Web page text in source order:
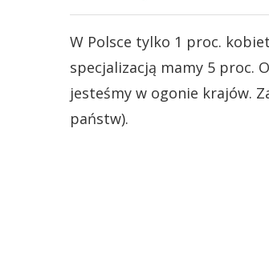
W Polsce tylko 1 proc.
specjalizacją mamy 5 proc.
jesteśmy w ogonie krajów.
państw).